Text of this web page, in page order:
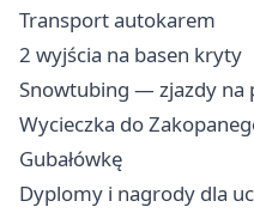
Transport autokarem
2 wyjścia na basen kryty ‍
Snowtubing — zjazdy na
Wycieczka do
Gubałówkę
Dyplomy i nagrody dla